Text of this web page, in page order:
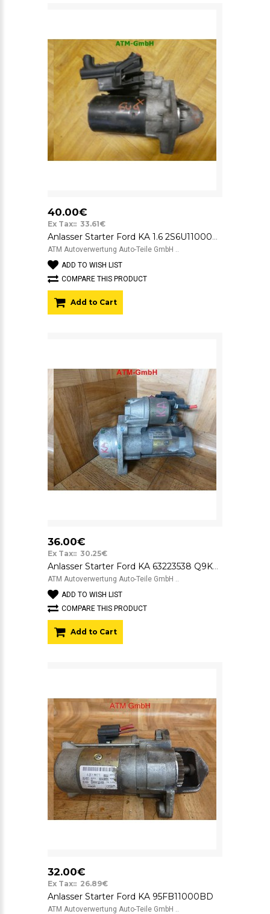
40.00€
Ex Tax:: 33.61€
Anlasser Starter Ford KA 1.6 2S6U11000DB 0001107418 Bosch 12v
ATM Autoverwertung Auto-Teile GmbH ..
ADD TO WISH LIST
COMPARE THIS PRODUCT
Add to Cart
36.00€
Ex Tax:: 30.25€
Anlasser Starter Ford KA 63223538 Q9K3B M7061-1KW 95FB11000BD
ATM Autoverwertung Auto-Teile GmbH ..
ADD TO WISH LIST
COMPARE THIS PRODUCT
Add to Cart
32.00€
Ex Tax:: 26.89€
Anlasser Starter Ford KA 95FB11000BD
ATM Autoverwertung Auto-Teile GmbH ..